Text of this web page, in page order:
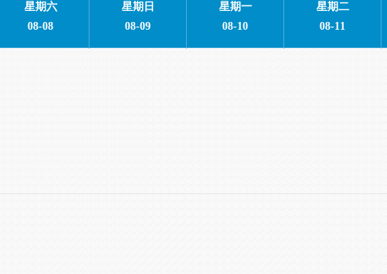
星期六
08-08
星期日
08-09
星期一
08-10
星期二
08-11